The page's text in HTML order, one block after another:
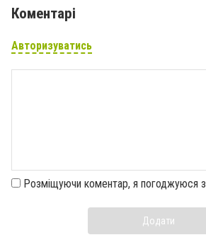
Коментарі
Авторизуватись
Розміщуючи коментар, я погоджуюся з
Додати